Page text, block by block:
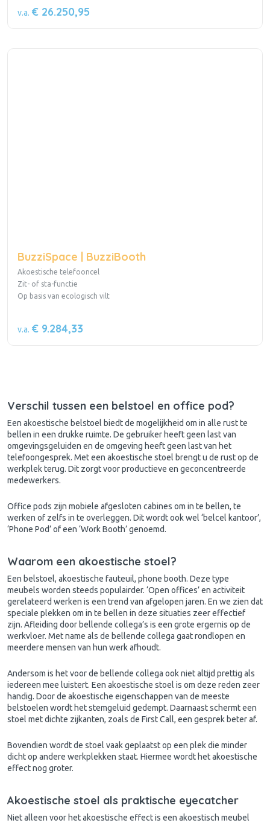
v.a. € 26.250,95
BuzziSpace | BuzziBooth
Akoestische telefooncel
Zit- of sta-functie
Op basis van ecologisch vilt
v.a. € 9.284,33
Verschil tussen een belstoel en office pod?
Een akoestische belstoel biedt de mogelijkheid om in alle rust te
bellen in een drukke ruimte. De gebruiker heeft geen last van
omgevingsgeluiden en de omgeving heeft geen last van het
telefoongesprek. Met een akoestische stoel brengt u de rust op de
werkplek terug. Dit zorgt voor productieve en geconcentreerde
medewerkers.
Office pods zijn mobiele afgesloten cabines om in te bellen, te
werken of zelfs in te overleggen. Dit wordt ook wel ‘belcel kantoor’,
‘Phone Pod’ of een ‘Work Booth’ genoemd.
Waarom een akoestische stoel?
Een belstoel, akoestische fauteuil, phone booth. Deze type
meubels worden steeds populairder. ‘Open offices’ en activiteit
gerelateerd werken is een trend van afgelopen jaren. En we zien dat
speciale plekken om in te bellen in deze situaties zeer effectief
zijn. Afleiding door bellende collega’s is een grote ergernis op de
werkvloer. Met name als de bellende collega gaat rondlopen en
meerdere mensen van hun werk afhoudt.
Andersom is het voor de bellende collega ook niet altijd prettig als
iedereen mee luistert. Een akoestische stoel is om deze reden zeer
handig. Door de akoestische eigenschappen van de meeste
belstoelen wordt het stemgeluid gedempt. Daarnaast schermt een
stoel met dichte zijkanten, zoals de First Call, een gesprek beter af.
Bovendien wordt de stoel vaak geplaatst op een plek die minder
dicht op andere werkplekken staat. Hiermee wordt het akoestische
effect nog groter.
Akoestische stoel als praktische eyecatcher
Niet alleen voor het akoestische effect is een akoestisch meubel